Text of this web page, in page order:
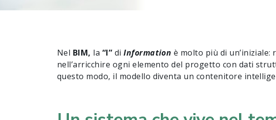
Nel BIM, la “I” diInformation è molto più di
nell’arricchire ogni elemento del progetto con dati
questo modo, il modello diventa un contenitore